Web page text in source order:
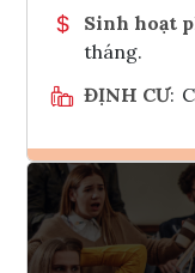
Sinh hoạt
tháng.
ĐỊNH CƯ: